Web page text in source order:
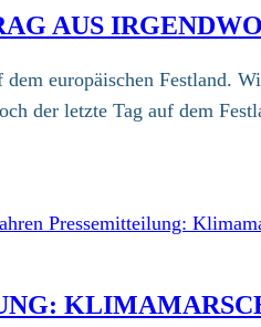
AUS
europäischen Festland.
der letzte Tag auf dem